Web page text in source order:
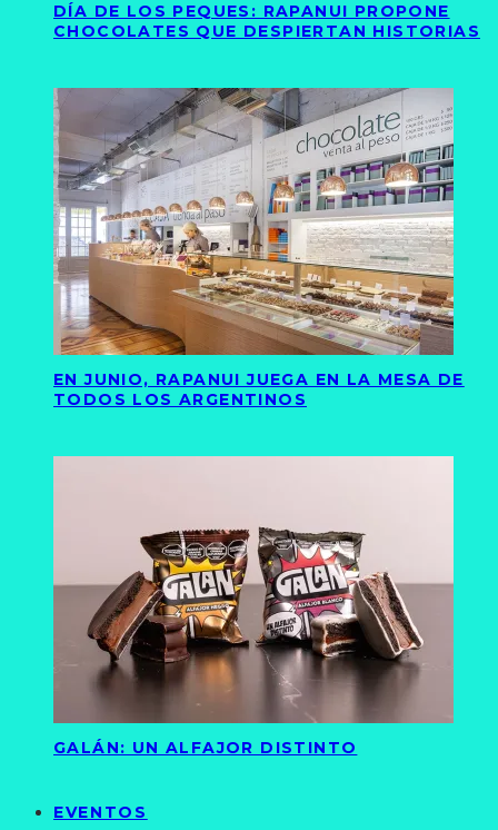
DÍA DE LOS PEQUES: RAPANUI PROPONE
CHOCOLATES QUE DESPIERTAN HISTORIAS
EN JUNIO, RAPANUI JUEGA EN LA MESA DE
TODOS LOS ARGENTINOS
GALÁN: UN ALFAJOR DISTINTO
EVENTOS